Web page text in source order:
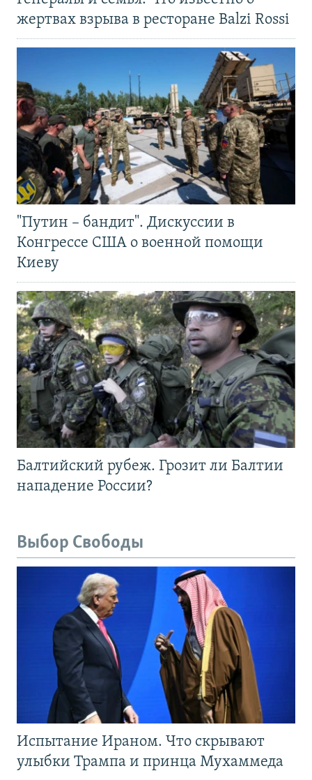
жертвах взрыва в ресторане Balzi Rossi
"Путин – бандит". Дискуссии в
Конгрессе США о военной помощи
Киеву
Балтийский рубеж. Грозит ли Балтии
нападение России?
Выбор Свободы
Испытание Ираном. Что скрывают
улыбки Трампа и принца Мухаммеда